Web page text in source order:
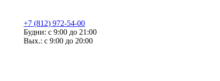
+7 (812) 972-54-00
Будни: с 9:00 до 21:00
Вых.: с 9:00 до 20:00